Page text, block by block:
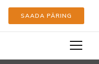
SAADA PÄRING